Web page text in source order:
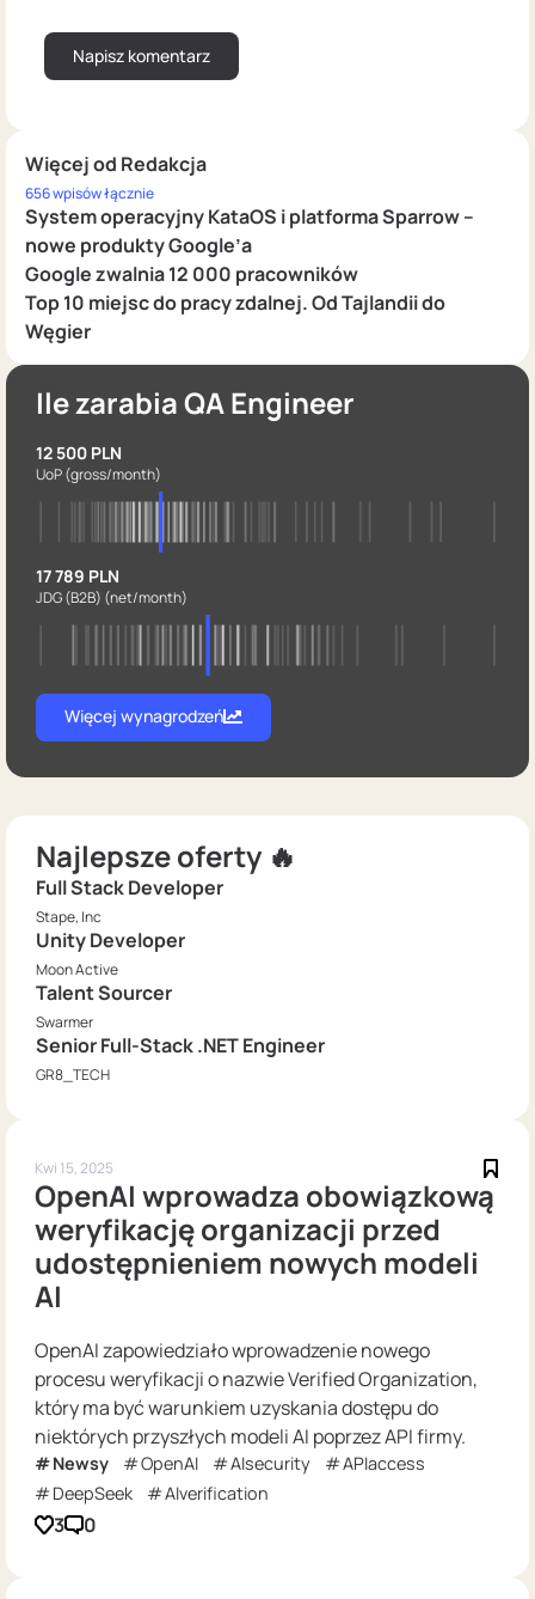
Więcej od Redakcja
656 wpisów łącznie
System operacyjny KataOS i platforma Sparrow –
nowe produkty Google’a
Google zwalnia 12 000 pracowników
Top 10 miejsc do pracy zdalnej. Od Tajlandii do
Węgier
Ile zarabia QA Engineer
12 500 PLN
UoP(gross/month)
17 789 PLN
JDG (B2B) (net/month)
Więcej wynagrodzeń
Najlepsze oferty 🔥
Full Stack Developer
Stape, Inc
Unity Developer
Moon Active
Talent Sourcer
Swarmer
Senior Full-Stack .NET Engineer
GR8_TECH
Kwi 15, 2025
OpenAI wprowadza obowiązkową
weryfikację organizacji przed
udostępnieniem nowych modeli
AI
OpenAI zapowiedziało wprowadzenie nowego
procesu weryfikacji o nazwie Verified Organization,
który ma być warunkiem uzyskania dostępu do
niektórych przyszłych modeli AI poprzez API firmy.
Newsy OpenAI AIsecurity
APIaccess
DeepSeek
AIverification
3 0